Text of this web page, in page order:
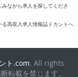
ながら求人を探してくださ
高収入求人情報誌ドカントへ
ト.com. All rights
載を禁じます。